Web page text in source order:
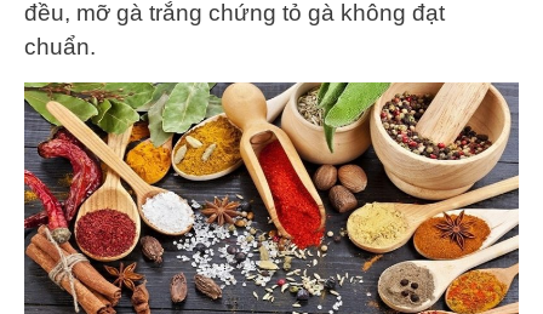
đều, mỡ gà trắng chứng tỏ gà không đạt
chuẩn.